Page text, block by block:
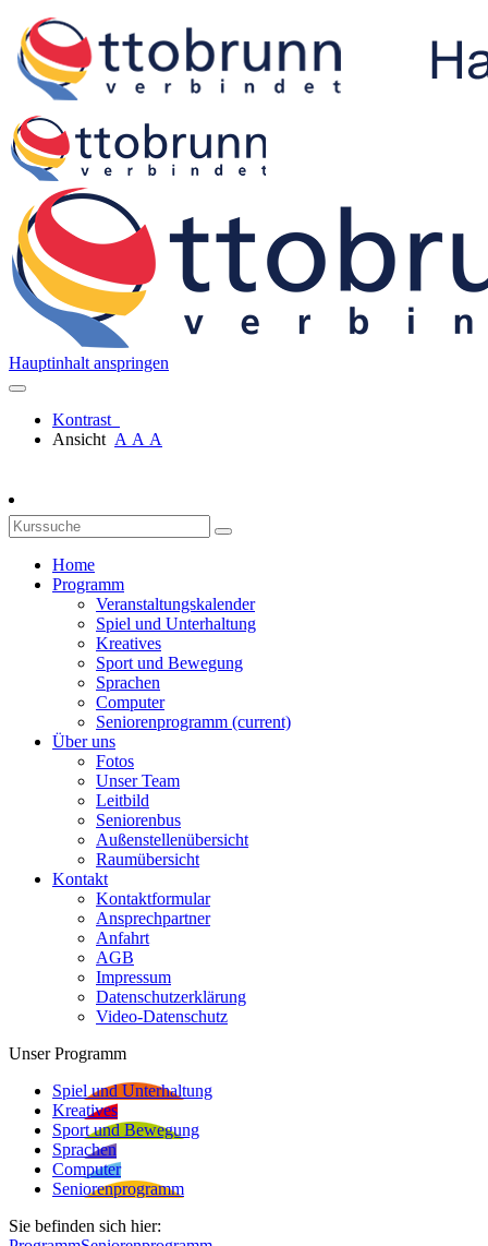
Hauptinhalt anspringen
Kontrast
Ansicht A A A
Home
Programm
Veranstaltungskalender
Spiel und Unterhaltung
Kreatives
Sport und Bewegung
Sprachen
Computer
Seniorenprogramm (current)
Über uns
Fotos
Unser Team
Leitbild
Seniorenbus
Außenstellenübersicht
Raumübersicht
Kontakt
Kontaktformular
Ansprechpartner
Anfahrt
AGB
Impressum
Datenschutzerklärung
Video-Datenschutz
Unser Programm
Spiel und Unterhaltung
Kreatives
Sport und Bewegung
Sprachen
Computer
Seniorenprogramm
Sie befinden sich hier: